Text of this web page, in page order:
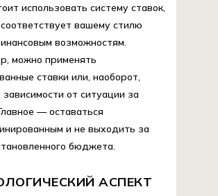
использовать систему ставок,
вашему стилю
возможностям.
можно применять
ставки или, наоборот,
зависимости от ситуации за
— оставаться
и не выходить за
бюджета.
АСПЕКТ